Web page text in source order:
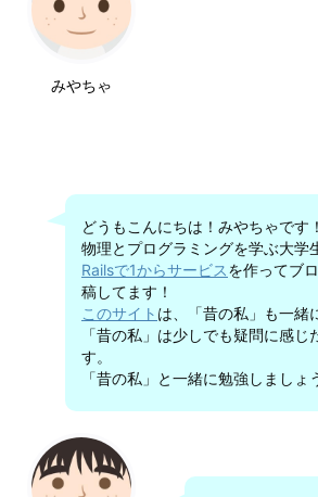
みやちゃ
どうもこんにちは！みやちゃです！
物理とプログラミングを学ぶ大学
Railsで1からサービスを作ってブ
稿してます！
このサイト は、「昔の私」も一緒
「昔の私」は少しでも疑問に感じ
す。
「昔の私」と一緒に勉強しましょ